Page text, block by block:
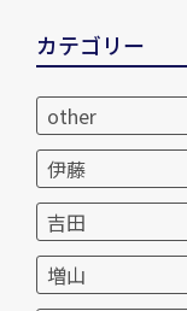
カテゴリー
other
伊藤
吉田
増山